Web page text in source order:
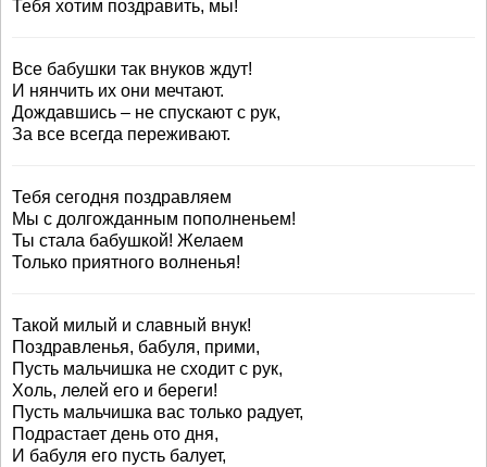
Тебя хотим поздравить, мы!
Все бабушки так внуков ждут!
И нянчить их они мечтают.
Дождавшись – не спускают с рук,
За все всегда переживают.
Тебя сегодня поздравляем
Мы с долгожданным пополненьем!
Ты стала бабушкой! Желаем
Только приятного волненья!
Такой милый и славный внук!
Поздравленья, бабуля, прими,
Пусть мальчишка не сходит с рук,
Холь, лелей его и береги!
Пусть мальчишка вас только радует,
Подрастает день ото дня,
И бабуля его пусть балует,